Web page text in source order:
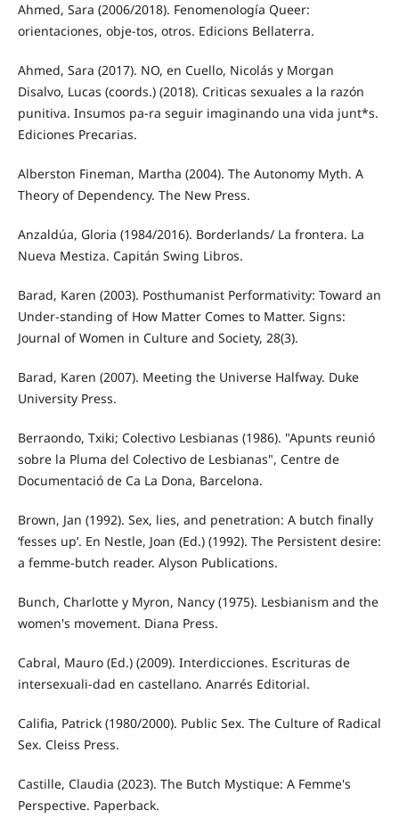
Ahmed, Sara (2006/2018). Fenomenología Queer:
orientaciones, obje-tos, otros. Edicions Bellaterra.
Ahmed, Sara (2017). NO, en Cuello, Nicolás y Morgan
Disalvo, Lucas (coords.) (2018). Criticas sexuales a la razón
punitiva. Insumos pa-ra seguir imaginando una vida junt*s.
Ediciones Precarias.
Alberston Fineman, Martha (2004). The Autonomy Myth. A
Theory of Dependency. The New Press.
Anzaldúa, Gloria (1984/2016). Borderlands/ La frontera. La
Nueva Mestiza. Capitán Swing Libros.
Barad, Karen (2003). Posthumanist Performativity: Toward an
Under-standing of How Matter Comes to Matter. Signs:
Journal of Women in Culture and Society, 28(3).
Barad, Karen (2007). Meeting the Universe Halfway. Duke
University Press.
Berraondo, Txiki; Colectivo Lesbianas (1986). "Apunts reunió
sobre la Pluma del Colectivo de Lesbianas", Centre de
Documentació de Ca La Dona, Barcelona.
Brown, Jan (1992). Sex, lies, and penetration: A butch finally
‘fesses up’. En Nestle, Joan (Ed.) (1992). The Persistent desire:
a femme-butch reader. Alyson Publications.
Bunch, Charlotte y Myron, Nancy (1975). Lesbianism and the
women's movement. Diana Press.
Cabral, Mauro (Ed.) (2009). Interdicciones. Escrituras de
intersexuali-dad en castellano. Anarrés Editorial.
Califia, Patrick (1980/2000). Public Sex. The Culture of Radical
Sex. Cleiss Press.
Castille, Claudia (2023). The Butch Mystique: A Femme's
Perspective. Paperback.